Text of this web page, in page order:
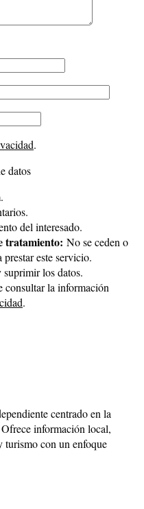
.
datos
del interesado.
tratamiento: No se ceden o
este servicio.
los datos.
consultar la información
.
centrado en la
información local,
turismo con un enfoque